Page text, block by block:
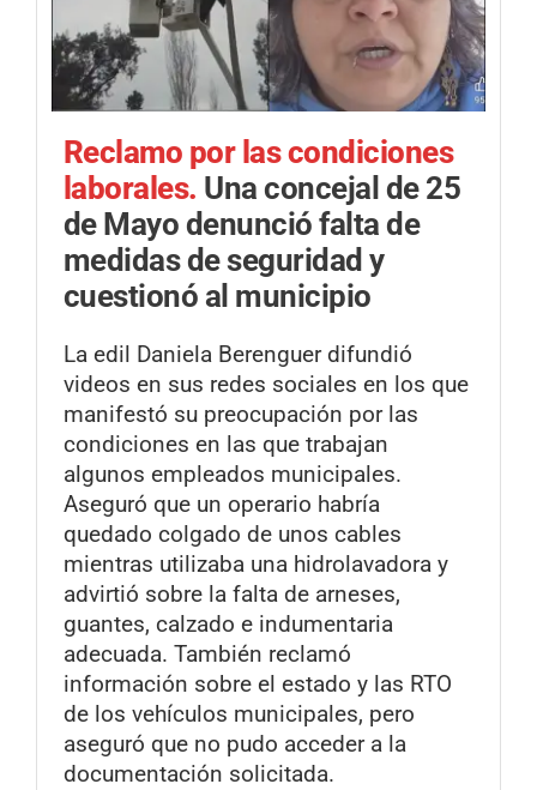
Reclamo por las condiciones
laborales. Una concejal de 25
de Mayo denunció falta de
medidas de seguridad y
cuestionó al municipio
La edil Daniela Berenguer difundió
videos en sus redes sociales en los que
manifestó su preocupación por las
condiciones en las que trabajan
algunos empleados municipales.
Aseguró que un operario habría
quedado colgado de unos cables
mientras utilizaba una hidrolavadora y
advirtió sobre la falta de arneses,
guantes, calzado e indumentaria
adecuada. También reclamó
información sobre el estado y las RTO
de los vehículos municipales, pero
aseguró que no pudo acceder a la
documentación solicitada.